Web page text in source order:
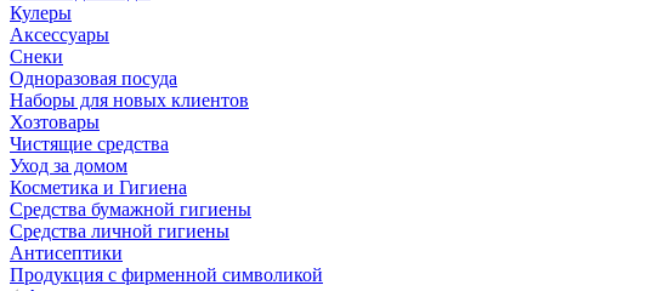
Кулеры
Аксессуары
Снеки
Одноразовая посуда
Наборы для новых клиентов
Хозтовары
Чистящие средства
Уход за домом
Косметика и Гигиена
Средства бумажной гигиены
Средства личной гигиены
Антисептики
Продукция с фирменной символикой